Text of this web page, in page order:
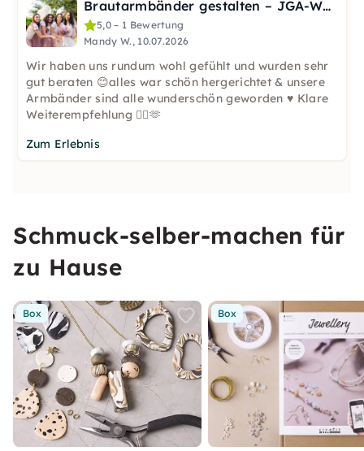
Brautarmbänder gestalten – JGA-Workshop in Leipzig
5,0 – 1 Bewertung
Mandy W., 10.07.2026
Wir haben uns rundum wohl gefühlt und wurden sehr
gut beraten 😊alles war schön hergerichtet & unsere
Armbänder sind alle wunderschön geworden ♥️ Klare
Weiterempfehlung 👌🏻🫶
Zum Erlebnis
Schmuck-selber-machen für
zu Hause
Box Box